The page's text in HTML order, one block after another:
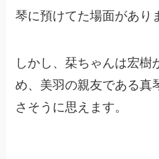
琴に預けてた場面があり
しかし、栞ちゃんは宏樹
め、美羽の親友である真
さそうに思えます。